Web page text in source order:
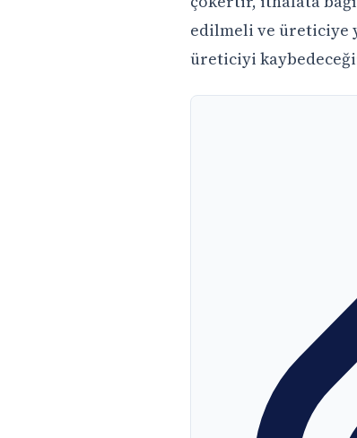
edilmeli ve üreticiye
üreticiyi